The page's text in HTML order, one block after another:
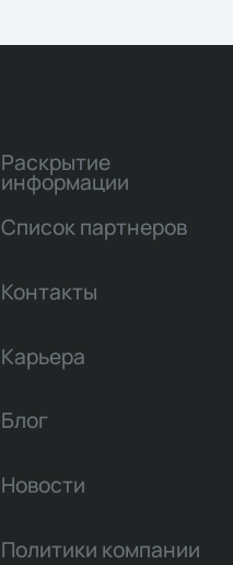
Раскрытие
информации
Список партнеров
Контакты
Карьера
Блог
Новости
Политики компании